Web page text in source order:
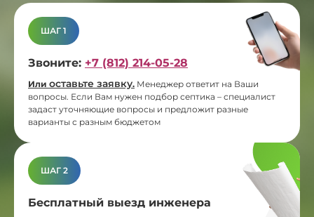
ШАГ 1
Звоните: +7 (812) 214-05-28
Или оставьте заявку. Менеджер ответит на Ваши
вопросы. Если Вам нужен подбор септика – специалист
задаст уточняющие вопросы и предложит разные
варианты с разным бюджетом
ШАГ 2
Бесплатный выезд инженера